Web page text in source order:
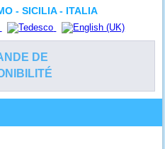
- SICILIA - ITALIA
DE